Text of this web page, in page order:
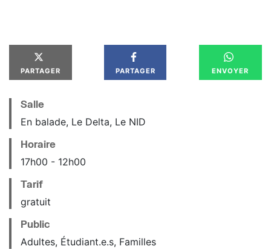
PARTAGER PARTAGER ENVOYER
Salle
En balade, Le Delta, Le NID
Horaire
17h00 12h00
Tarif
gratuit
Public
Adultes, Étudiant.e.s, Familles